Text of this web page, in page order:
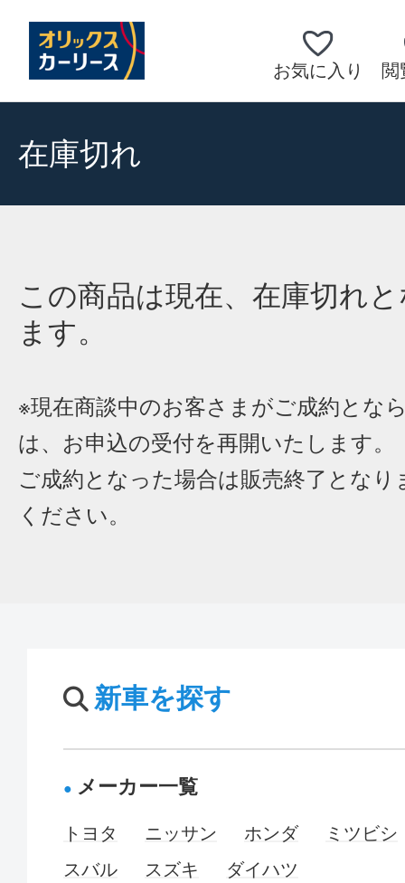
お気に入り 閲
在庫切れ
この商品は現在、在庫切れ
ます。
※現在商談中のお客さまがご成約とな
は、お申込の受付を再開いたします。
ご成約となった場合は販売終了となり
ください。
新車を探す
メーカー一覧
トヨタ ニッサン ホンダ
ミツビシ
スバル
スズキ ダイハツ